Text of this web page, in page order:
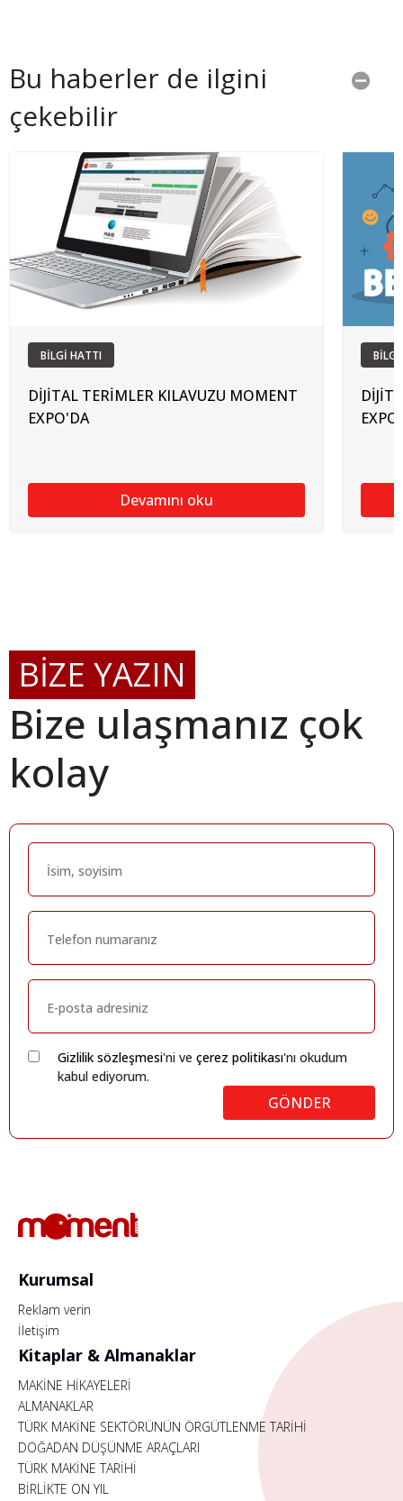
Bu haberler de ilgini
çekebilir
BİLGİ HATTI
DİJİTAL TERİMLER KILAVUZU MOMENT
EXPO'DA
Devamını oku
BİZE YAZIN
Bize ulaşmanız çok
kolay
Gizlilik sözleşmesi'ni ve çerez politikası'nı okudum
kabul ediyorum.
GÖNDER
Kurumsal
Reklam verin
İletişim
Kitaplar & Almanaklar
MAKİNE HİKAYELERİ
ALMANAKLAR
TÜRK MAKİNE SEKTÖRÜNÜN ÖRGÜTLENME TARİHİ
DOĞADAN DÜŞÜNME ARAÇLARI
TÜRK MAKİNE TARİHİ
BİRLİKTE ON YIL